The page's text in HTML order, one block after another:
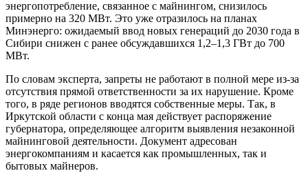
энергопотребление, связанное с майнингом, снизилось
примерно на 320 МВт. Это уже отразилось на планах
Минэнерго: ожидаемый ввод новых генераций до 2030 года в
Сибири снижен с ранее обсуждавшихся 1,2–1,3 ГВт до 700
МВт.
По словам эксперта, запреты не работают в полной мере из-за
отсутствия прямой ответственности за их нарушение. Кроме
того, в ряде регионов вводятся собственные меры. Так, в
Иркутской области с конца мая действует распоряжение
губернатора, определяющее алгоритм выявления незаконной
майнинговой деятельности. Документ адресован
энергокомпаниям и касается как промышленных, так и
бытовых майнеров.